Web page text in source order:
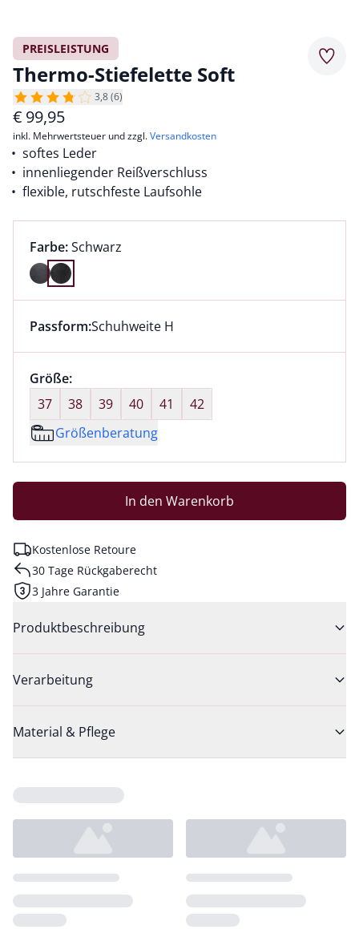
PREISLEISTUNG
Thermo-Stiefelette Soft
3,8 (6)
€ 99,95
inkl. Mehrwertsteuer und zzgl.Versandkosten
softes Leder
innenliegender Reißverschluss
flexible, rutschfeste Laufsohle
Farbauswahl:
Farbe:aktuell ausgewählt:
Schwarz
Farbe Schwarz ausgewählt
Dieser Artikel hat die Passform Schuhweite H. für
Passform:Schuhweite H
Größenauswahl:
Größe:nichts ausgewählt
37
38 39 40 41
42
Größenberatung
In den Warenkorb
Kostenlose Retoure
30 Tage Rückgaberecht
3 Jahre Garantie
Produktbeschreibung
Verarbeitung
Material & Pflege